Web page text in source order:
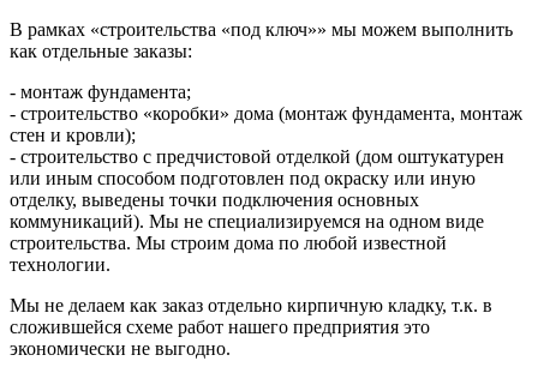
В рамках «строительства «под ключ»» мы можем выполнить
как отдельные заказы:
- монтаж фундамента;
- строительство «коробки» дома (монтаж фундамента, монтаж
стен и кровли);
- строительство с предчистовой отделкой (дом оштукатурен
или иным способом подготовлен под окраску или иную
отделку, выведены точки подключения основных
коммуникаций). Мы не специализируемся на одном виде
строительства. Мы строим дома по любой известной
технологии.
Мы не делаем как заказ отдельно кирпичную кладку, т.к. в
сложившейся схеме работ нашего предприятия это
экономически не выгодно.